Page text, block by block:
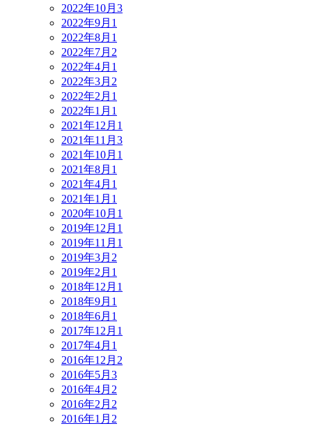
2022年10月 3
2022年9月 1
2022年8月 1
2022年7月 2
2022年4月 1
2022年3月 2
2022年2月 1
2022年1月 1
2021年12月 1
2021年11月 3
2021年10月 1
2021年8月 1
2021年4月 1
2021年1月 1
2020年10月 1
2019年12月 1
2019年11月 1
2019年3月 2
2019年2月 1
2018年12月 1
2018年9月 1
2018年6月 1
2017年12月 1
2017年4月 1
2016年12月 2
2016年5月 3
2016年4月 2
2016年2月 2
2016年1月 2